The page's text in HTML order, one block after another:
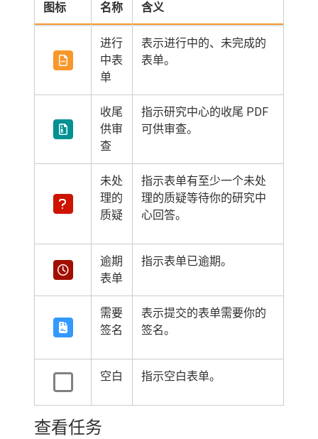
图标 名称 含义
进行
中表
单
表示进行中的、未完成的
表单。
收尾
供审
查
指示研究中心的收尾 PDF
可供审查。
未处
理的
质疑
指示表单有至少一个未处
理的质疑等待你的研究中
心回答。
逾期
表单
指示表单已逾期。
需要
签名
表示提交的表单需要你的
签名。
空白 指示空白表单。
查看任务